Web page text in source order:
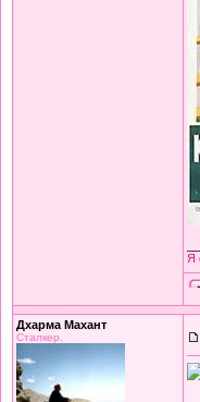
Я
Дхарма Махант
Сталкер.